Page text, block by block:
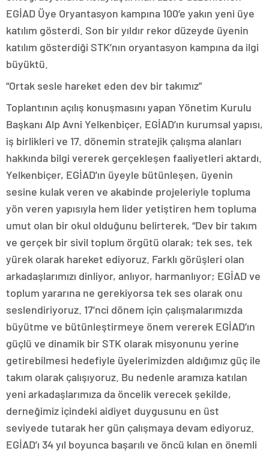
EGİAD Üye Oryantasyon kampına 100’e yakın yeni üye
katılım gösterdi. Son bir yıldır rekor düzeyde üyenin
katılım gösterdiği STK’nın oryantasyon kampına da ilgi
büyüktü.
“Ortak sesle hareket eden dev bir takımız”
Toplantının açılış konuşmasını yapan Yönetim Kurulu
Başkanı Alp Avni Yelkenbiçer, EGİAD’ın kurumsal yapısı,
iş birlikleri ve 17. dönemin stratejik çalışma alanları
hakkında bilgi vererek gerçekleşen faaliyetleri aktardı.
Yelkenbiçer, EGİAD’ın üyeyle bütünleşen, üyenin
sesine kulak veren ve akabinde projeleriyle topluma
yön veren yapısıyla hem lider yetiştiren hem topluma
umut olan bir okul olduğunu belirterek, “Dev bir takım
ve gerçek bir sivil toplum örgütü olarak; tek ses, tek
yürek olarak hareket ediyoruz. Farklı görüşleri olan
arkadaşlarımızı dinliyor, anlıyor, harmanlıyor; EGİAD ve
toplum yararına ne gerekiyorsa tek ses olarak onu
seslendiriyoruz. 17’nci dönem için çalışmalarımızda
büyütme ve bütünleştirmeye önem vererek EGİAD’ın
güçlü ve dinamik bir STK olarak misyonunu yerine
getirebilmesi hedefiyle üyelerimizden aldığımız güç ile
takım olarak çalışıyoruz. Bu nedenle aramıza katılan
yeni arkadaşlarımıza da öncelik verecek şekilde,
derneğimiz içindeki aidiyet duygusunu en üst
seviyede tutarak her gün çalışmaya devam ediyoruz.
EGİAD’ı 34 yıl boyunca başarılı ve öncü kılan en önemli